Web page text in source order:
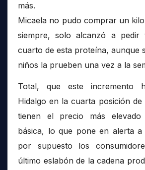
más.
Micaela no pudo comprar un
siempre, solo alcanzó a pedir
cuarto de esta proteína, aunque
niños la prueben una vez a la
Total, que este incremento
Hidalgo en la cuarta posición de
tienen el precio más
básica, lo que pone en alerta a
por supuesto los
último eslabón de la cadena